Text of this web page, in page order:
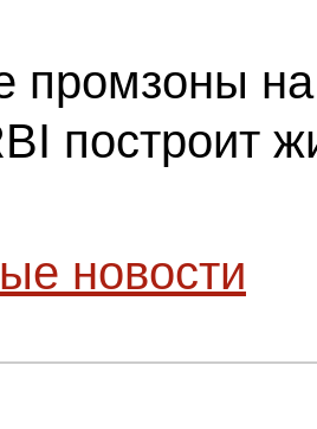
промзоны
построит
новости